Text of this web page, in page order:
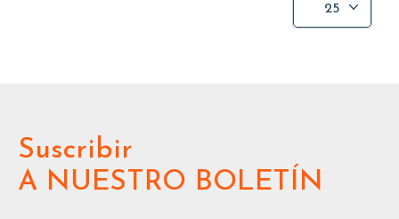
25
Suscribir
A NUESTRO BOLETÍN